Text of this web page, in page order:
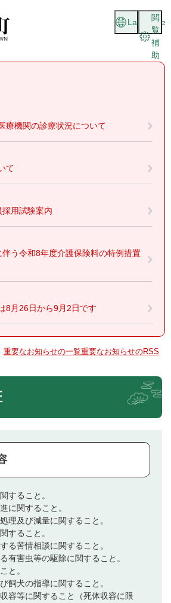
閲
覧
補
助
Language
療機関の診療状況について
て
用試験案内
う令和8年度介護保険料の特例措置
8月26日から9月2日です
重要なお知らせの一覧重要なお知らせのRSS
すること。
に関すること。
及び減量に関すること。
すること。
苦情相談に関すること。
害虫等の駆除に関すること。
と。
犬の指導に関すること。
容等に関すること（死体収容に限